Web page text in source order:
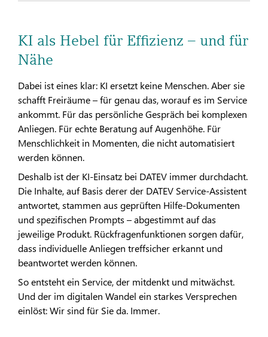
KI als Hebel für Effizienz – und für
Nähe
Dabei ist eines klar: KI ersetzt keine Menschen. Aber sie
schafft Freiräume – für genau das, worauf es im Service
ankommt. Für das persönliche Gespräch bei komplexen
Anliegen. Für echte Beratung auf Augenhöhe. Für
Menschlichkeit in Momenten, die nicht automatisiert
werden können.
Deshalb ist der KI-Einsatz bei DATEV immer durchdacht.
Die Inhalte, auf Basis derer der DATEV Service-Assistent
antwortet, stammen aus geprüften Hilfe-Dokumenten
und spezifischen Prompts – abgestimmt auf das
jeweilige Produkt. Rückfragenfunktionen sorgen dafür,
dass individuelle Anliegen treffsicher erkannt und
beantwortet werden können.
So entsteht ein Service, der mitdenkt und mitwächst.
Und der im digitalen Wandel ein starkes Versprechen
einlöst: Wir sind für Sie da. Immer.